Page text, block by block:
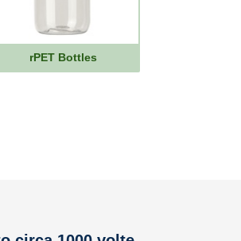
rPET Bottles